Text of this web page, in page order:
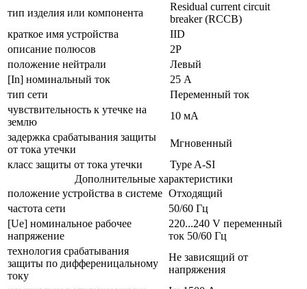
тип изделия или компонента
Residual current circuit
breaker (RCCB)
краткое имя устройства
IID
описание полюсов
2P
положение нейтрали
Левый
[In] номинальный ток
25 А
тип сети
Переменный ток
чувствительность к утечке на
землю
10 мА
задержка срабатывания защиты
от тока утечки
Мгновенный
класс защиты от тока утечки
Type A-SI
Дополнительные характеристики
положение устройства в системе Отходящий
частота сети
50/60 Гц
[Ue] номинальное рабочее
напряжение
220...240 V переменный
ток 50/60 Гц
технология срабатывания
защиты по дифференицальному
току
Не зависящий от
напряжения